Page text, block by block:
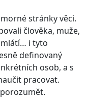
stránky věci.
člověka, muže,
mlátí… i tyto
definovaný
osob, a s
pracovat.